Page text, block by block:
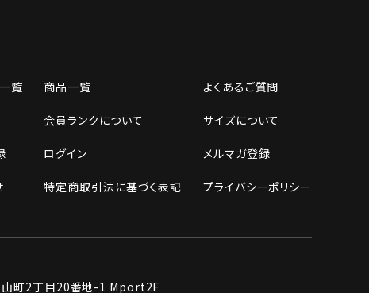
覧 商品一覧 よくあるご質問
会員ランクについて サイズについて
ログイン メルマガ登録
特定商取引法に基づく表記 プライバシーポリシー
山町2丁目20番地-1 Mport2F